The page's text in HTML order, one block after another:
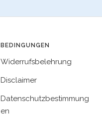
BEDINGUNGEN
Widerrufsbelehrung
Disclaimer
Datenschutzbestimmung
en